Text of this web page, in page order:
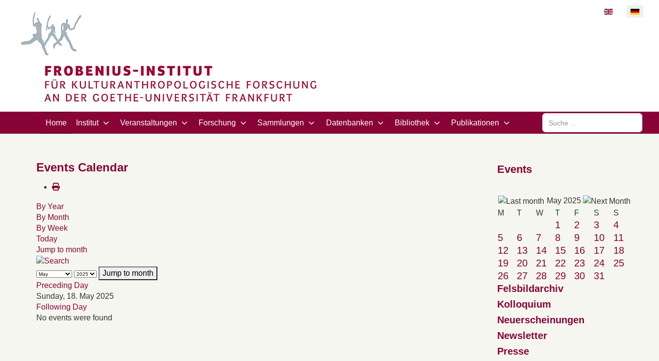
Sprache
Home Institut Veranstaltungen Forschung Sammlungen Datenbanken Bibliothek Publikationen
Suchen
Events Calendar
By Year
By Month
By Week
Today
Jump to month
Jump to month
Preceding Day
Sunday, 18. May 2025
Following Day
No events were found
Events
May 2025
M T W T F S S
1 2 3
4
5
6 7 8 9 10
11
12
13 14 15 16 17
18
19
20 21 22 23 24
25
26
27 28 29 30
31
Felsbildarchiv
Kolloquium
Neuerscheinungen
Newsletter
Presse